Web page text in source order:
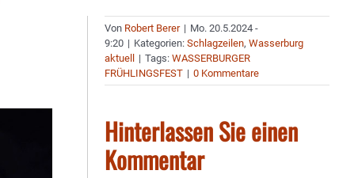
Von Robert Berer | Mo. 20.5.2024 -
9:20 | Kategorien:Schlagzeilen,Wasserburg
aktuell
| Tags:WASSERBURGER
FRÜHLINGSFEST | 0 Kommentare
Hinterlassen Sie einen
Kommentar